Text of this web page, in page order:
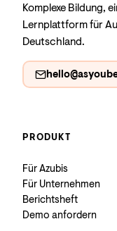
Komplexe Bildung,
Lernplattform für
Deutschland.
PRODUKT
Für Azubis
Für Unternehmen
Berichtsheft
Demo anfordern